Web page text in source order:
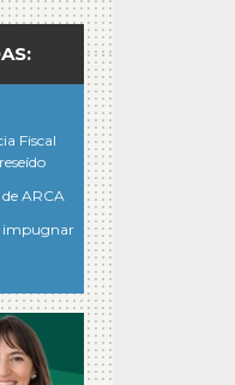
Fiscal
ARCA
impugnar